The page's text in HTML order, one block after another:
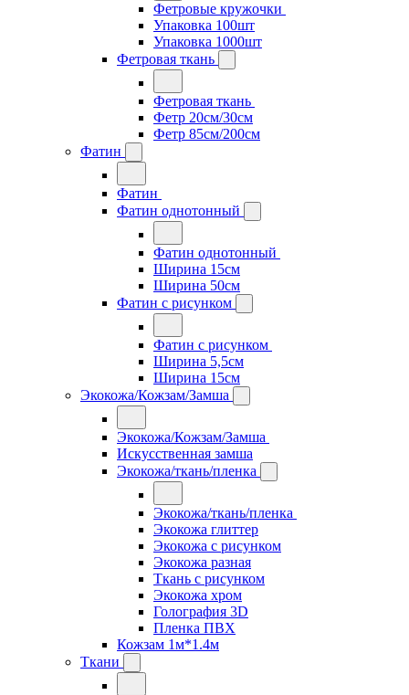
Фетровые кружочки
Упаковка 100шт
Упаковка 1000шт
Фетровая ткань
Фетровая ткань
Фетр 20см/30см
Фетр 85см/200см
Фатин
Фатин
Фатин однотонный
Фатин однотонный
Ширина 15см
Ширина 50см
Фатин с рисунком
Фатин с рисунком
Ширина 5,5см
Ширина 15см
Экокожа/Кожзам/Замша
Экокожа/Кожзам/Замша
Искусственная замша
Экокожа/ткань/пленка
Экокожа/ткань/пленка
Экокожа глиттер
Экокожа с рисунком
Экокожа разная
Ткань с рисунком
Экокожа хром
Голография 3D
Пленка ПВХ
Кожзам 1м*1.4м
Ткани